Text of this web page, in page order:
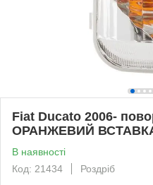
Fiat Ducato 2006-
ОРАНЖЕВИЙ ВСТАВКА
В наявності
Код: 21434
Роздріб